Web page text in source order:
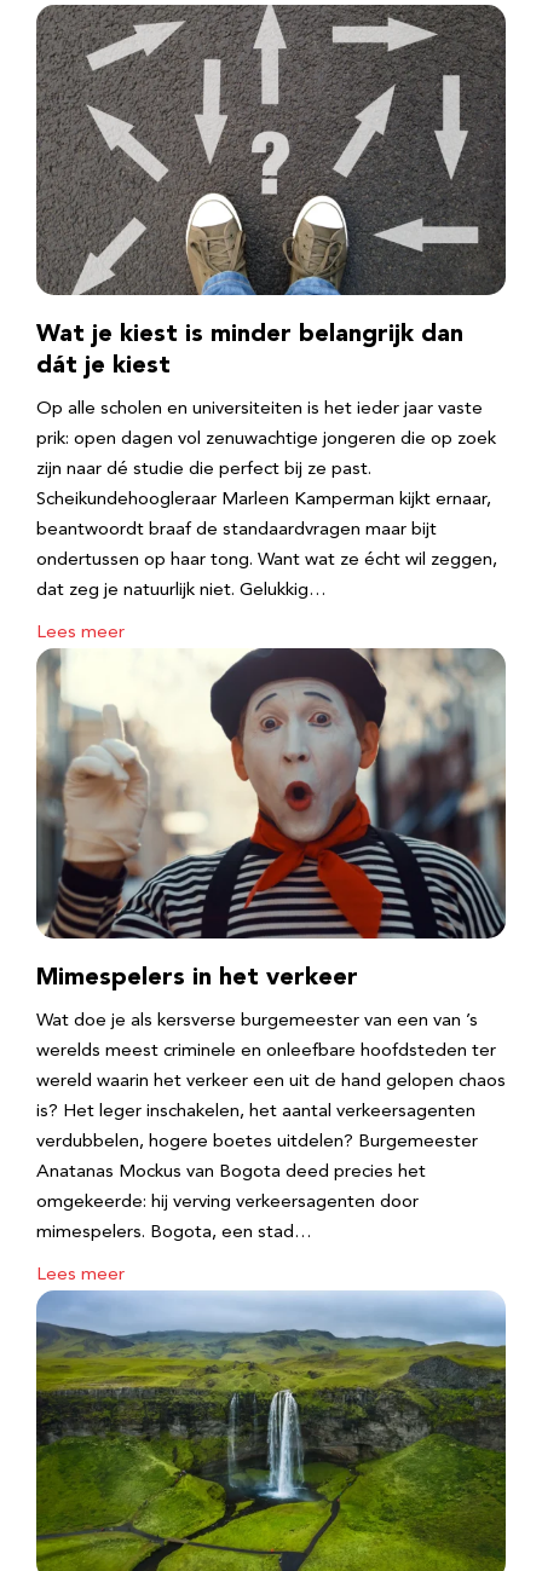
Wat je kiest is minder belangrijk dan
dát je kiest
Op alle scholen en universiteiten is het ieder jaar vaste
prik: open dagen vol zenuwachtige jongeren die op zoek
zijn naar dé studie die perfect bij ze past.
Scheikundehoogleraar Marleen Kamperman kijkt ernaar,
beantwoordt braaf de standaardvragen maar bijt
ondertussen op haar tong. Want wat ze écht wil zeggen,
dat zeg je natuurlijk niet. Gelukkig…
Lees meer
Mimespelers in het verkeer
Wat doe je als kersverse burgemeester van een van ’s
werelds meest criminele en onleefbare hoofdsteden ter
wereld waarin het verkeer een uit de hand gelopen chaos
is? Het leger inschakelen, het aantal verkeersagenten
verdubbelen, hogere boetes uitdelen? Burgemeester
Anatanas Mockus van Bogota deed precies het
omgekeerde: hij verving verkeersagenten door
mimespelers. Bogota, een stad…
Lees meer